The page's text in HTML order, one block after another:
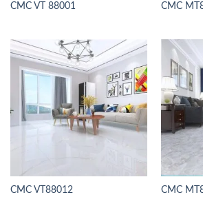
CMC VT 88001 CMC
CMC VT88012 CMC